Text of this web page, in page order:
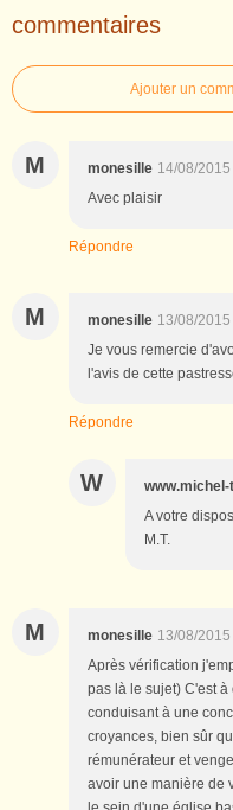
commentaires
Ajouter un
M monesille 14/08/
Avec plaisir
Répondre
M monesille 13/08/
Je vous remercie
l'avis de cette
Répondre
W
A votre
M.T.
M monesille 13/08/2015
Après vérification
pas là le sujet) C'est
conduisant à une
croyances, bien sûr
rémunérateur et
avoir une manière de